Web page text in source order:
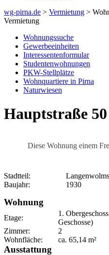
wg-pirna.de > Vermietung >
Vermietung
Wohnungssuche
Gewerbeeinheiten
Interessentenformular
Studentenwohnungen
PKW-Stellplätze
Wohnquartiere in Pirna
Naturwiesen
Hauptstraße 50
Diese Wohnung einem
Stadtteil:
Baujahr:
1930
Wohnung
Etage:
1. Obergeschoss
Geschosse)
Zimmer:
2
Wohnfläche:
ca. 65,14 m²
Ausstattung